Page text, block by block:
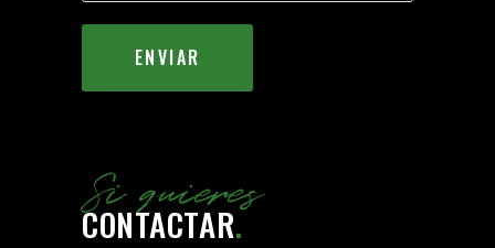
Si quieres
CONTACTAR.